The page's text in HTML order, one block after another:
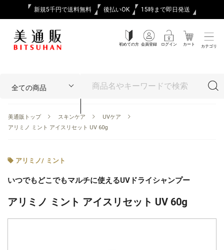
新規5千円で送料無料 後払いOK 15時まで即日発送
初めての方 会員登録 ログイン カート カテゴリ
美通販トップ スキンケア
UVケア
アリミノ ミント アイスリセット UV 60g
アリミノ/ ミント
いつでもどこでもマルチに使えるUVドライシャンプー
アリミノ ミント アイスリセット UV 60g